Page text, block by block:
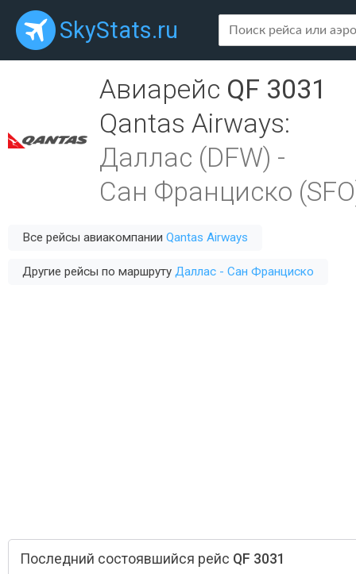
SkyStats.ru
Авиарейс QF 3031
Qantas Airways:
Даллас (DFW) -
Сан Франциско
Все рейсы авиакомпании Qantas Airways
Другие рейсы по маршруту Даллас - Сан Франциско
Последний состоявшийся рейс QF 3031